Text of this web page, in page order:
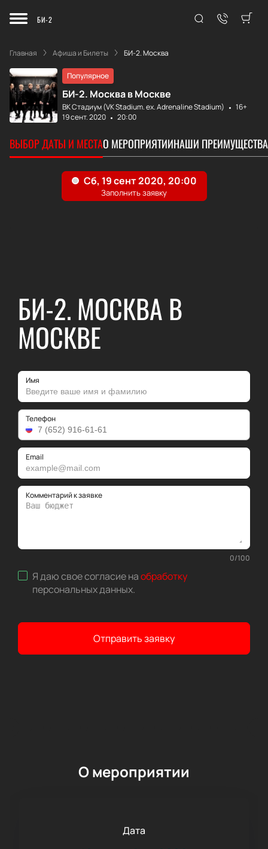
БИ-2
Главная Афиша и Билеты БИ-2. Москва
Популярное
БИ-2. Москва в Москве
ВК Стадиум (VK Stadium. ex. Adrenaline Stadium)
16+
19 сент. 2020
20:00
ВЫБОР ДАТЫ И МЕСТАО МЕРОПРИЯТИИНАШИ ПРЕИМУЩЕСТВА
БИ-2. МОСКВА В
МОСКВЕ
Имя
Телефон
Email
Комментарий к заявке
0/100
Я даю свое согласие наобработку
персональных данных.
Отправить заявку
О мероприятии
Дата